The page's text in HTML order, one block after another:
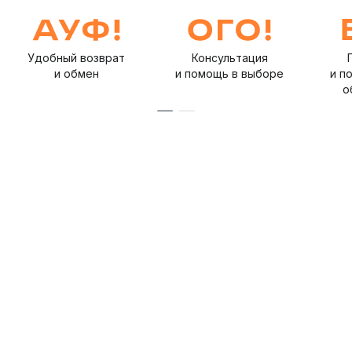
Удобный возврат
и обмен
Консультация
и помощь в выборе
и